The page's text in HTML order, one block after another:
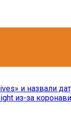
и назвали
из-за